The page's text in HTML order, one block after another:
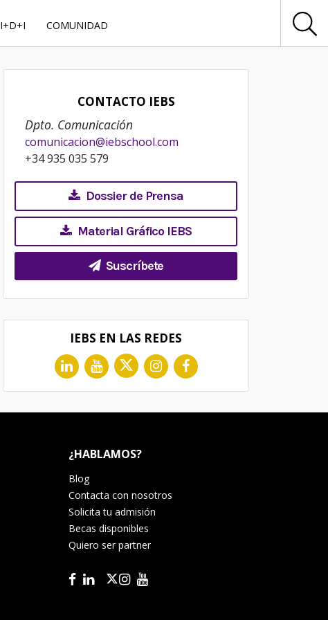
COMUNIDAD
CONTACTO IEBS
Dpto. Comunicación
comunicacion@iebschool.com
+34 935 035 579
Dossier de Prensa
Material Gráfico IEBS
Suscríbete
IEBS EN LAS REDES
¿HABLAMOS?
Blog
Contacta con nosotros
Solicita tu admisión
Becas disponibles
Quiero ser partner